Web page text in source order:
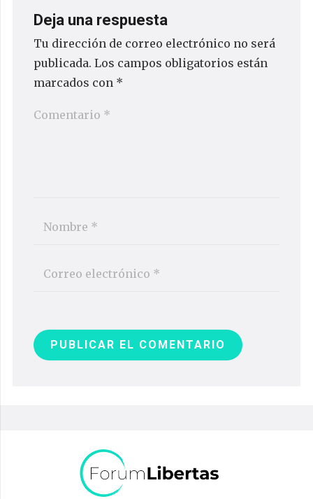
Deja una respuesta
Tu dirección de correo electrónico no será
publicada. Los campos obligatorios están
marcados con *
PUBLICAR EL COMENTARIO